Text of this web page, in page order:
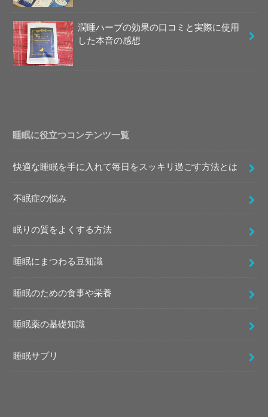
潤睡ハーブの効果の口コミと実際に使用
した本音の感想
睡眠に役立つコンテンツ一覧
快適な睡眠を手に入れて毎日をスッキリ過ごす方法とは
不眠症の悩み
眠りの質をよくする方法
睡眠にまつわる豆知識
睡眠のための食事や栄養
睡眠薬の基礎知識
睡眠サプリ